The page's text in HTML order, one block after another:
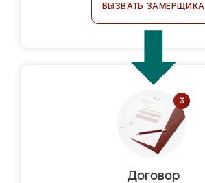
ВЫЗВАТЬ ЗАМЕРЩИКА
Договор